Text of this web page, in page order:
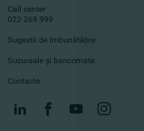
Call center
022 269 999
Sugestii de îmbunătățire
Sucursale și bancomate
Contacte